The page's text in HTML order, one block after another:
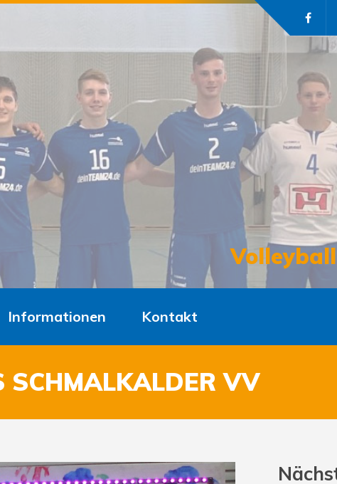
Informationen Kontakt
SCHMALKALDER VV